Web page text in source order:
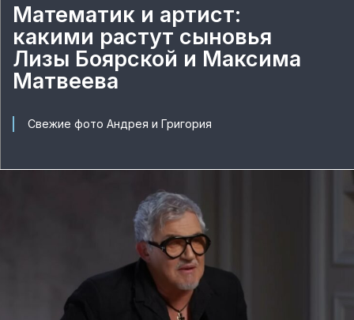
Математик и артист:
какими растут сыновья
Лизы Боярской и Максима
Матвеева
Свежие фото Андрея и Григория